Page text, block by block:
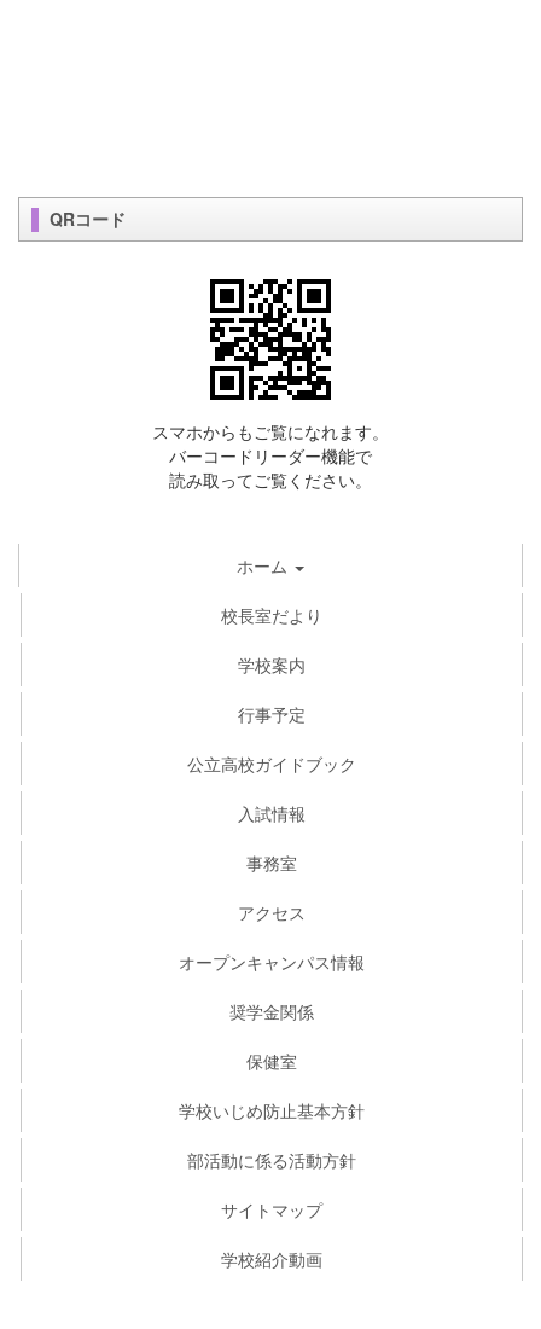
QRコード
スマホからもご覧になれます。
バーコードリーダー機能で
読み取ってご覧ください。
ホーム
校長室だより
学校案内
行事予定
公立高校ガイドブック
入試情報
事務室
アクセス
オープンキャンパス情報
奨学金関係
保健室
学校いじめ防止基本方針
部活動に係る活動方針
サイトマップ
学校紹介動画